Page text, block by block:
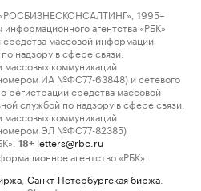
1995–
агентства «РБК»
средства массовой информации
надзору в сфере связи,
коммуникаций
ИА №ФС77-63848) и сетевого
регистрации средства массовой
службой по надзору в сфере связи,
коммуникаций
ЭЛ №ФС77-82385)
18+ letters@rbc.ru
агентство «РБК».
Санкт-Петербургская биржа